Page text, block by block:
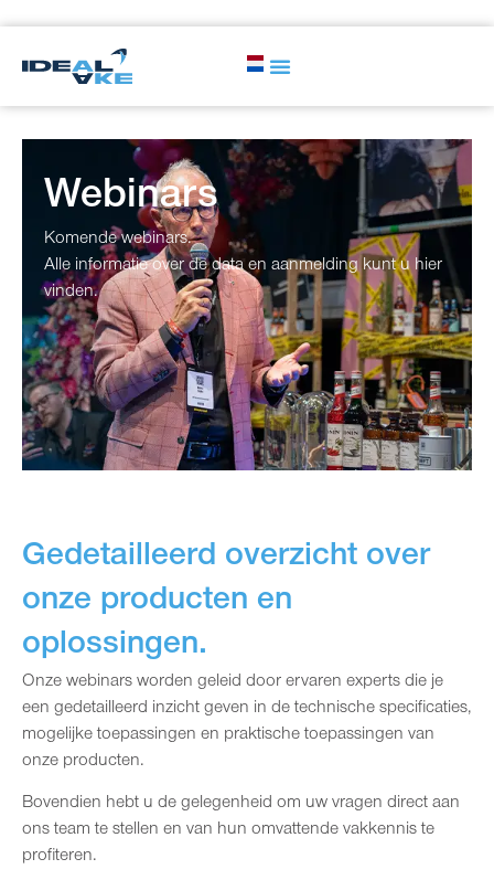
Webinars
Komende webinars.
Alle informatie over de data en aanmelding kunt u hier
vinden.
Gedetailleerd overzicht over
onze producten en
oplossingen.
Onze webinars worden geleid door ervaren experts die je
een gedetailleerd inzicht geven in de technische specificaties,
mogelijke toepassingen en praktische toepassingen van
onze producten.
Bovendien hebt u de gelegenheid om uw vragen direct aan
ons team te stellen en van hun omvattende vakkennis te
profiteren.